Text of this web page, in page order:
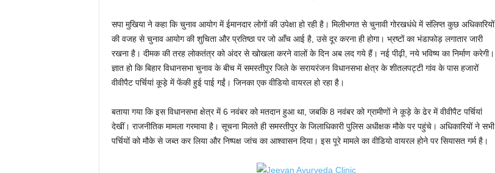
सपा मुखिया ने कहा कि चुनाव आयोग में ईमानदार लोगों की उपेक्षा हो रही है। मिलीभगत से चुनावी गोरखधंधे में संलिप्त कुछ अधिकारियों
की वजह से चुनाव आयोग की शुचिता और प्रतिष्ठा पर जो आँच आई है, उसे दूर करना ही होगा। भ्रष्टों का भंडाफोड़ लगातार जारी
रखना है। दीमक की तरह लोकतंत्र को अंदर से खोखला करने वालों के दिन अब लद गये हैं। नई पीढ़ी, नये भविष्य का निर्माण करेगी।
ज्ञात हो कि बिहार विधानसभा चुनाव के बीच में समस्तीपुर जिले के सरायरंजन विधानसभा क्षेत्र के शीतलपट्टी गांव के पास हजारों
वीवीपैट पर्चियां कूड़े में फेंकी हुई पाई गईं। जिनका एक वीडियो वायरल हो रहा है।
बताया गया कि इस विधानसभा क्षेत्र में 6 नवंबर को मतदान हुआ था, जबकि 8 नवंबर को ग्रामीणों ने कूड़े के ढेर में वीवीपैट पर्चियां
देखीं। राजनीतिक मामला गरमाया है। सूचना मिलते ही समस्तीपुर के जिलाधिकारी पुलिस अधीक्षक मौके पर पहुंचे। अधिकारियों ने सभी
पर्चियों को मौके से जब्त कर लिया और निष्पक्ष जांच का आश्वासन दिया। इस पूरे मामले का वीडियो वायरल होने पर सियासत गर्म है।